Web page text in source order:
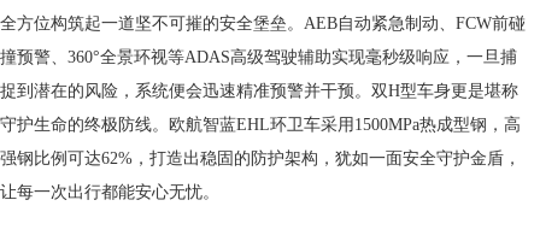
全方位构筑起一道坚不可摧的安全堡垒。AEB自动紧急制动、FCW前碰
撞预警、360°全景环视等ADAS高级驾驶辅助实现毫秒级响应，一旦捕
捉到潜在的风险，系统便会迅速精准预警并干预。双H型车身更是堪称
守护生命的终极防线。欧航智蓝EHL环卫车采用1500MPa热成型钢，高
强钢比例可达62%，打造出稳固的防护架构，犹如一面安全守护金盾，
让每一次出行都能安心无忧。